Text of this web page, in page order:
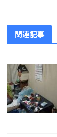
関連記事